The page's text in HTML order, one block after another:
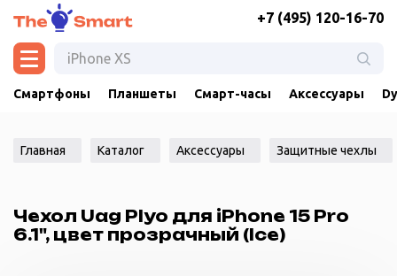
+7 (495) 120-16-70
Смартфоны Планшеты Смарт-часы Аксессуары
Главная Каталог Аксессуары Защитные чехлы
Чехол Uag Plyo для iPhone 15 Pro
6.1", цвет прозрачный (Ice)